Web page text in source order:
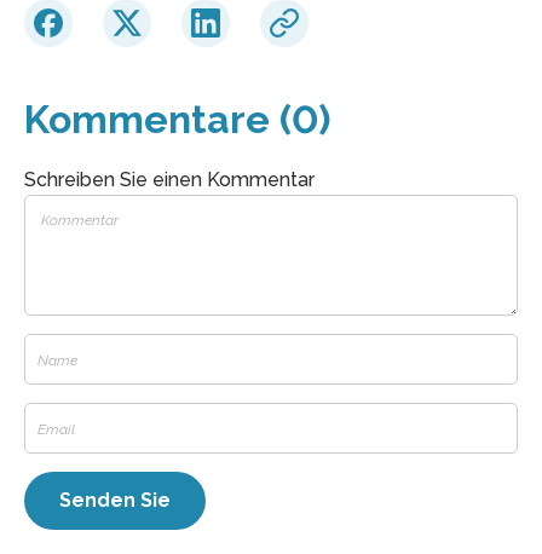
Kommentare (0)
Schreiben Sie einen Kommentar